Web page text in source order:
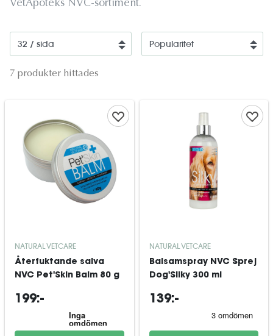
VetApoteks NVC-sortiment.
7 produkter hittades
NATURAL VETCARE
Återfuktande salva
NVC Pet'Skin Balm 80 g
199:-
NATURAL VETCARE
Balsamspray NVC Sprej
Dog'Silky 300 ml
139:-